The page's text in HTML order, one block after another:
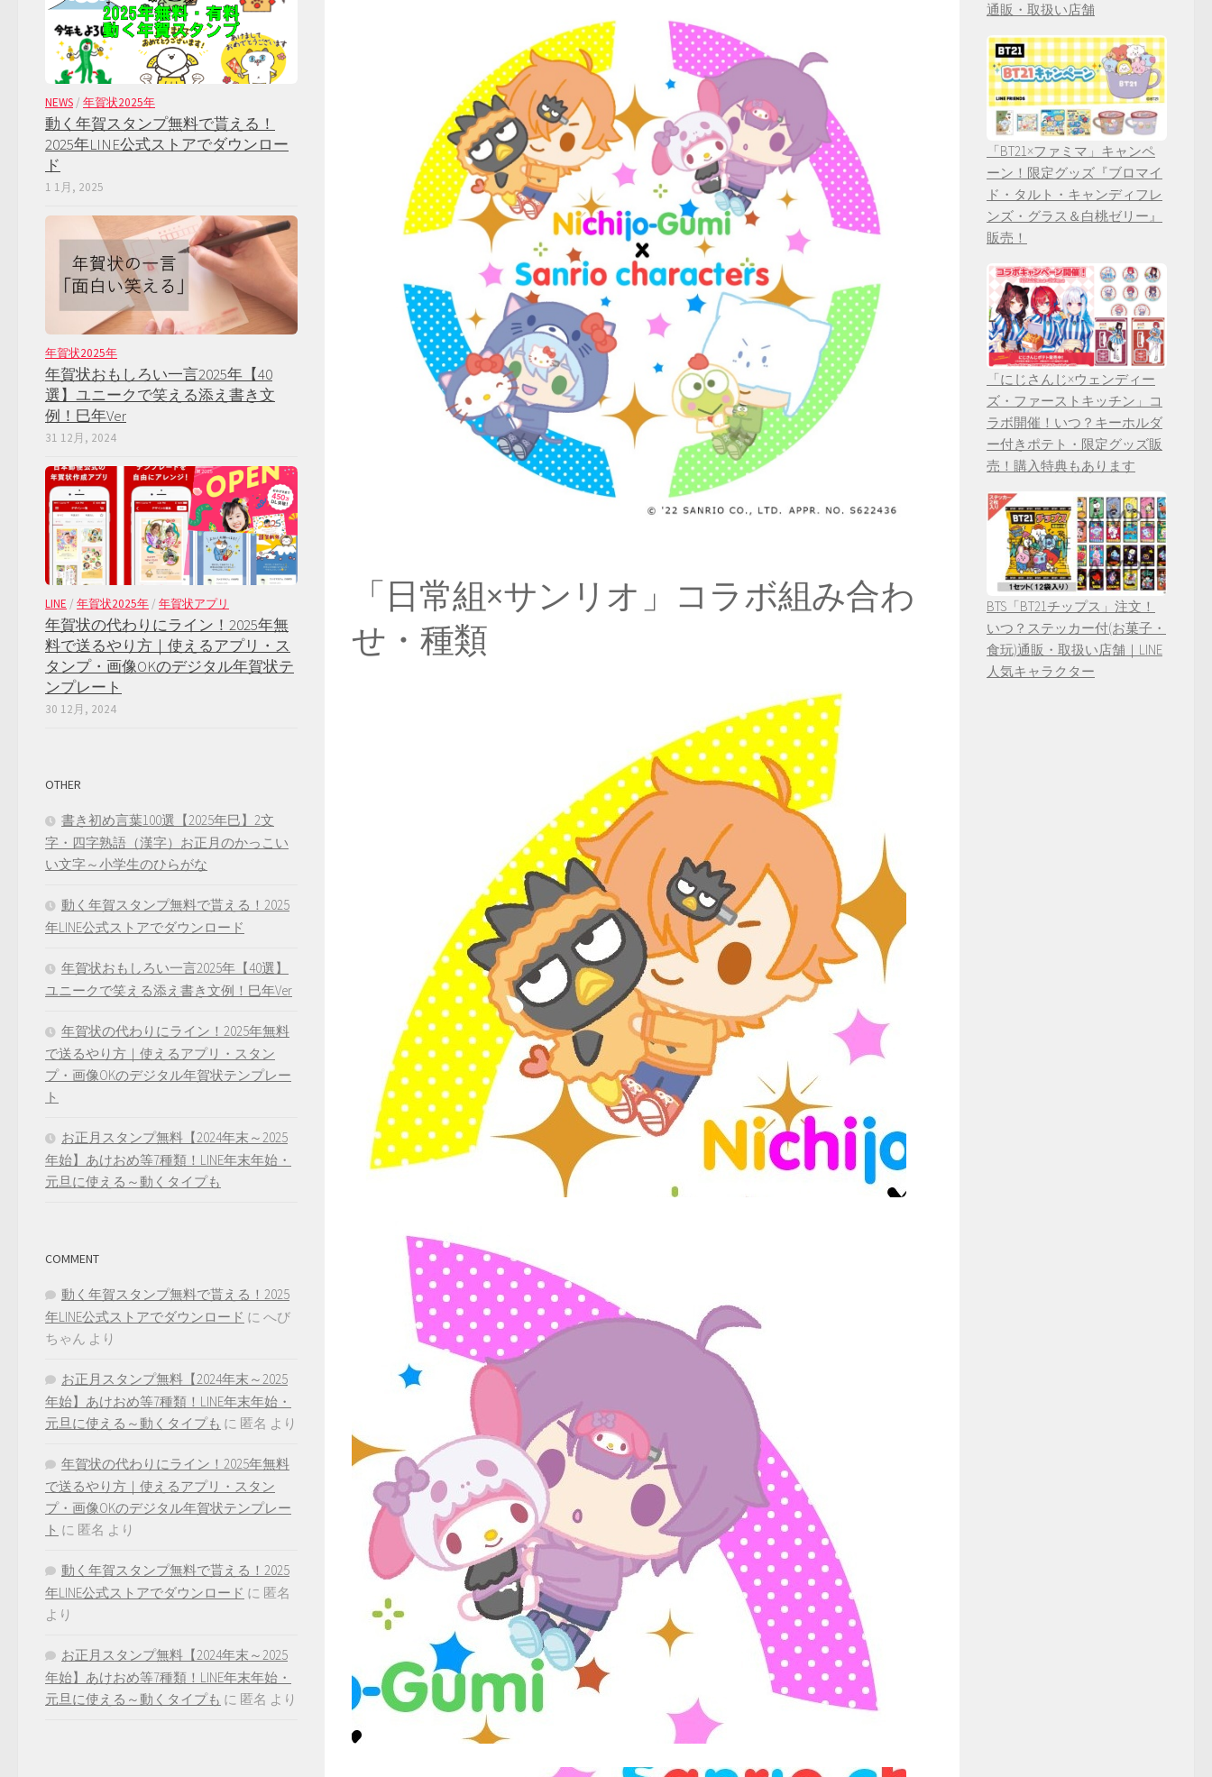
「日常組×サンリオ」コラボ組み合わ
せ・種類
NEWS / 年賀状2025年
動く年賀スタンプ無料で貰える！
2025年LINE公式ストアでダウンロー
ド
1 1月, 2025
年賀状2025年
年賀状おもしろい一言2025年【40
選】ユニークで笑える添え書き文
例！巳年Ver
31 12月, 2024
LINE / 年賀状2025年 / 年賀状アプリ
年賀状の代わりにライン！2025年無
料で送るやり方｜使えるアプリ・ス
タンプ・画像OKのデジタル年賀状テ
ンプレート
30 12月, 2024
OTHER
書き初め言葉100選【2025年巳】2文
字・四字熟語（漢字）お正月のかっこい
い文字～小学生のひらがな
動く年賀スタンプ無料で貰える！2025
年LINE公式ストアでダウンロード
年賀状おもしろい一言2025年【40選】
ユニークで笑える添え書き文例！巳年Ver
年賀状の代わりにライン！2025年無料
で送るやり方｜使えるアプリ・スタン
プ・画像OKのデジタル年賀状テンプレー
ト
お正月スタンプ無料【2024年末～2025
年始】あけおめ等7種類！LINE年末年始・
元旦に使える～動くタイプも
COMMENT
動く年賀スタンプ無料で貰える！2025
年LINE公式ストアでダウンロード に へび
ちゃん より
お正月スタンプ無料【2024年末～2025
年始】あけおめ等7種類！LINE年末年始・
元旦に使える～動くタイプも に 匿名 より
年賀状の代わりにライン！2025年無料
で送るやり方｜使えるアプリ・スタン
プ・画像OKのデジタル年賀状テンプレー
ト に 匿名 より
動く年賀スタンプ無料で貰える！2025
年LINE公式ストアでダウンロード に 匿名
より
お正月スタンプ無料【2024年末～2025
年始】あけおめ等7種類！LINE年末年始・
元旦に使える～動くタイプも に 匿名 より
通販・取扱い店舗
「BT21×ファミマ」キャンペ
ーン！限定グッズ『ブロマイ
ド・タルト・キャンディフレ
ンズ・グラス＆白桃ゼリー』
販売！
「にじさんじ×ウェンディー
ズ・ファーストキッチン」コ
ラボ開催！いつ？キーホルダ
ー付きポテト・限定グッズ販
売！購入特典もあります
BTS「BT21チップス」注文！
いつ？ステッカー付(お菓子・
食玩)通販・取扱い店舗｜LINE
人気キャラクター